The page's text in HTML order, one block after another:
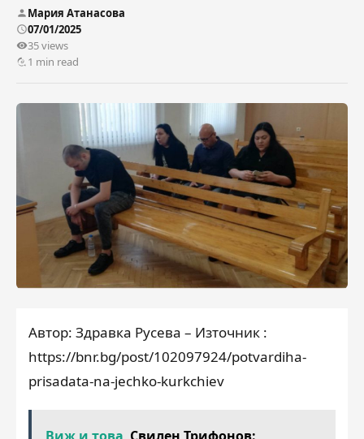
Мария Атанасова
07/01/2025
35 views
1 min read
Автор: Здравка Русева – Източник :
https://bnr.bg/post/102097924/potvardiha-
prisadata-na-jechko-kurkchiev